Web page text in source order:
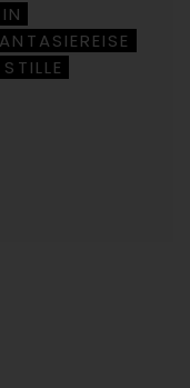
STILLE